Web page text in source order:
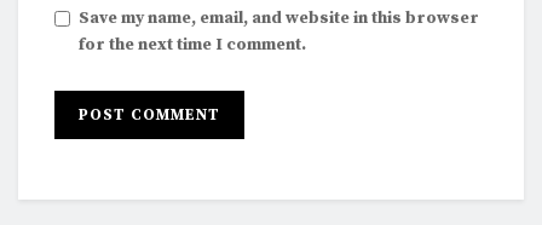
Save my name, email, and website in this browser
for the next time I comment.